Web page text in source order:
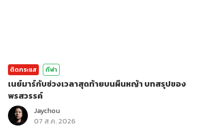
ติดกระแส กีฬา
เนย์มาร์กับช่วงเวลาสุดท้ายบนผืนหญ้า บทสรุปของ
พรสวรรค์
Jaychou
07 ส.ค. 2026